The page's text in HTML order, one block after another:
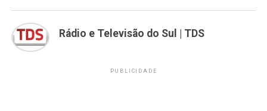
Rádio e Televisão do Sul | TDS
PUBLICIDADE